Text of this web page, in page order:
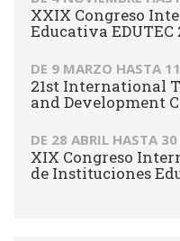
XXIX Congreso
Educativa EDUTEC
DE 9 MARZO HASTA
21st International
and Development
DE 28 ABRIL HASTA 30
XIX Congreso
de Instituciones